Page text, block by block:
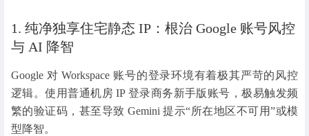
1. 纯净独享住宅静态 IP：根治 Google 账号风控
与 AI 降智
Google 对 Workspace 账号的登录环境有着极其严苛的风控
逻辑。使用普通机房 IP 登录商务新手版账号，极易触发频
繁的验证码，甚至导致 Gemini 提示“所在地区不可用”或模
型降智。